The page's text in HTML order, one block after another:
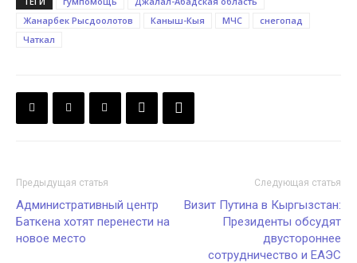
Жанарбек Рысдоолотов
Каныш-Кыя МЧС
снегопад
Чаткал
Предыдущая статья
Административный центр
Баткена хотят перенести на
новое место
Следующая статья
Визит Путина в Кыргызстан:
Президенты обсудят
двустороннее
сотрудничество и ЕАЭС